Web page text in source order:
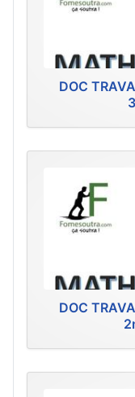
DOC
DOC